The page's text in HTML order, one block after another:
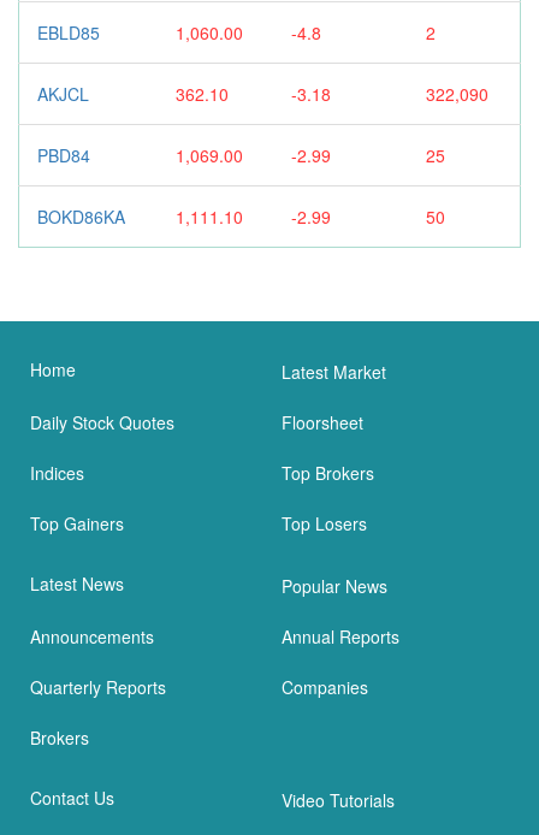
EBLD85 1,060.00 -4.8 2
AKJCL 362.10 -3.18 322,090
PBD84 1,069.00 -2.99 25
BOKD86KA 1,111.10 -2.99 50
Home Latest Market
Daily Stock Quotes Floorsheet
Indices Top Brokers
Top Gainers Top Losers
Latest News Popular News
Announcements Annual Reports
Quarterly Reports Companies
Brokers
Contact Us Video Tutorials